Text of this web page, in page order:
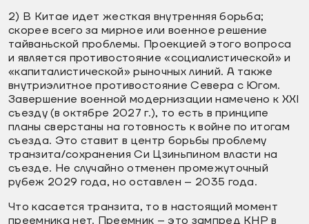
2) В Китае идет жесткая внутренняя борьба;
скорее всего за мирное или военное решение
тайваньской проблемы. Проекцией этого вопроса
и является противостояние «социалистической» и
«капиталистической» рыночных линий. А также
внутриэлитное противостояние Севера с Югом.
Завершение военной модернизации намечено к XXI
съезду (в октябре 2027 г.), то есть в принципе
планы сверстаны на готовность к войне по итогам
съезда. Это ставит в центр борьбы проблему
транзита/сохранения Си Цзиньпином власти на
съезде. Не случайно отменен промежуточный
рубеж 2029 года, но оставлен – 2035 года.
Что касается транзита, то в настоящий момент
преемника нет. Преемник – это зампред КНР в